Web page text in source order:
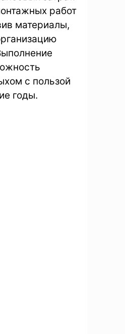
работ
материалы,
с пользой
годы.